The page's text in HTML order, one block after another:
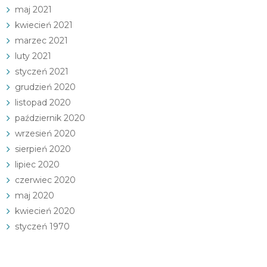
maj 2021
kwiecień 2021
marzec 2021
luty 2021
styczeń 2021
grudzień 2020
listopad 2020
październik 2020
wrzesień 2020
sierpień 2020
lipiec 2020
czerwiec 2020
maj 2020
kwiecień 2020
styczeń 1970